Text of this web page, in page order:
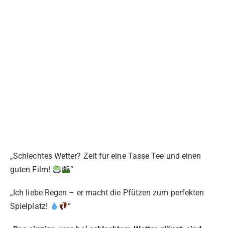
„Schlechtes Wetter? Zeit für eine Tasse Tee und einen
guten Film!
“
„Ich liebe Regen – er macht die Pfützen zum perfekten
Spielplatz!
“